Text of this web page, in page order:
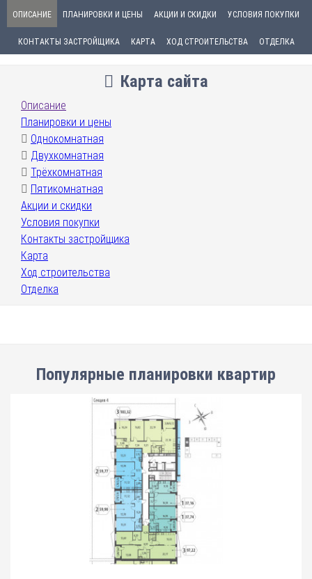
ОПИСАНИЕ ПЛАНИРОВКИ И ЦЕНЫ АКЦИИ И СКИДКИ УСЛОВИЯ ПОКУПКИ
КОНТАКТЫ ЗАСТРОЙЩИКА КАРТА ХОД СТРОИТЕЛЬСТВА ОТДЕЛКА
Карта сайта
Описание
Планировки и цены
Однокомнатная
Двухкомнатная
Трёхкомнатная
Пятикомнатная
Акции и скидки
Условия покупки
Контакты застройщика
Карта
Ход строительства
Отделка
Популярные планировки квартир